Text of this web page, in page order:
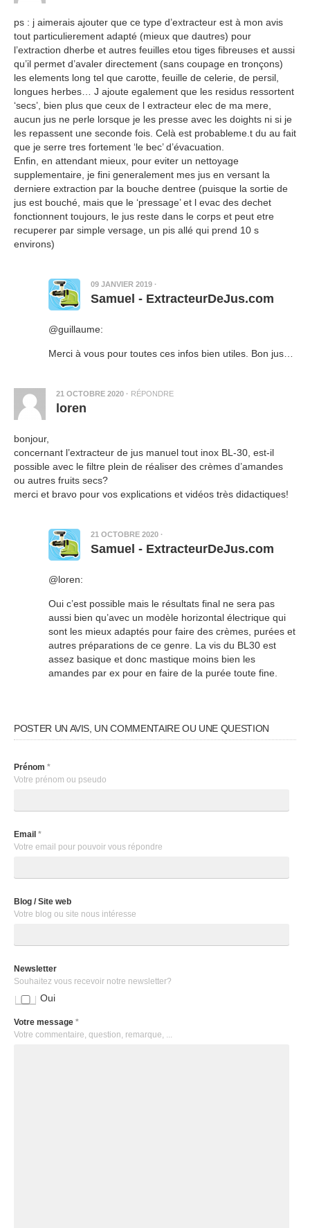
ps : j aimerais ajouter que ce type d’extracteur est à mon avis
tout particulierement adapté (mieux que dautres) pour
l’extraction dherbe et autres feuilles etou tiges fibreuses et aussi
qu’il permet d’avaler directement (sans coupage en tronçons)
les elements long tel que carotte, feuille de celerie, de persil,
longues herbes… J ajoute egalement que les residus ressortent
‘secs’, bien plus que ceux de l extracteur elec de ma mere,
aucun jus ne perle lorsque je les presse avec les doights ni si je
les repassent une seconde fois. Celà est probableme.t du au fait
que je serre tres fortement ‘le bec’ d’évacuation.
Enfin, en attendant mieux, pour eviter un nettoyage
supplementaire, je fini generalement mes jus en versant la
derniere extraction par la bouche dentree (puisque la sortie de
jus est bouché, mais que le ‘pressage’ et l evac des dechet
fonctionnent toujours, le jus reste dans le corps et peut etre
recuperer par simple versage, un pis allé qui prend 10 s
environs)
09 JANVIER 2019 ·
Samuel - ExtracteurDeJus.com
@guillaume:
Merci à vous pour toutes ces infos bien utiles. Bon jus…
21 OCTOBRE 2020 · RÉPONDRE
loren
bonjour,
concernant l’extracteur de jus manuel tout inox BL-30, est-il
possible avec le filtre plein de réaliser des crèmes d’amandes
ou autres fruits secs?
merci et bravo pour vos explications et vidéos très didactiques!
21 OCTOBRE 2020 ·
Samuel - ExtracteurDeJus.com
@loren:
Oui c’est possible mais le résultats final ne sera pas
aussi bien qu’avec un modèle horizontal électrique qui
sont les mieux adaptés pour faire des crèmes, purées et
autres préparations de ce genre. La vis du BL30 est
assez basique et donc mastique moins bien les
amandes par ex pour en faire de la purée toute fine.
POSTER UN AVIS, UN COMMENTAIRE OU UNE QUESTION
Prénom *
Votre prénom ou pseudo
Email *
Votre email pour pouvoir vous répondre
Blog / Site web
Votre blog ou site nous intéresse
Newsletter
Souhaitez vous recevoir notre newsletter?
Oui
Votre message *
Votre commentaire, question, remarque, ...